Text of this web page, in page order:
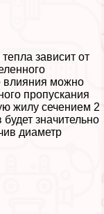
зависит от
влияния можно
пропускания
жилу сечением 2
значительно
диаметр